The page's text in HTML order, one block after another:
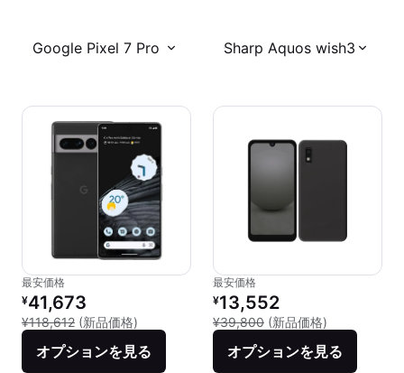
Google Pixel 7 Pro Sharp Aquos wish3
最安価格
リファービッシュ品の価格：
¥41,673
¥118,612 (新品価格) 新品との比較：¥118,612
オプションを見る
最安価格
リファービッシュ品の価格：
¥13,552
¥39,800 (新品価格)
オプションを見る